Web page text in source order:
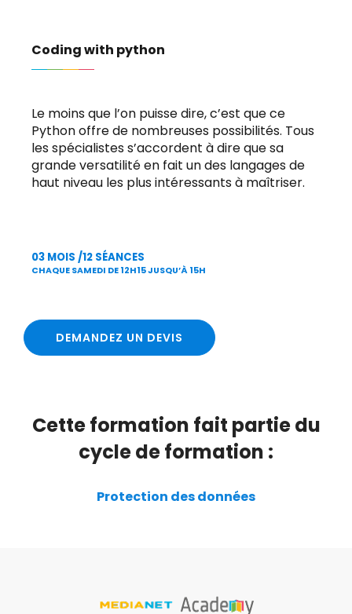
Coding with python
Le moins que l’on puisse dire, c’est que ce
Python offre de nombreuses possibilités. Tous
les spécialistes s’accordent à dire que sa
grande versatilité en fait un des langages de
haut niveau les plus intéressants à maîtriser.
03 MOIS /12 SÉANCES
CHAQUE SAMEDI DE 12H15 JUSQU’À 15H
DEMANDEZ UN DEVIS
Cette formation fait partie du
cycle de formation :
Protection des données